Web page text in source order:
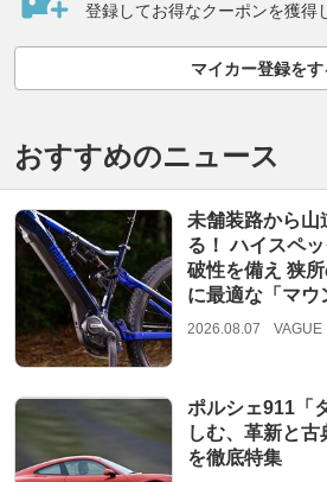
登録してお得なクーポンを獲得
マイカー登録をす
おすすめのニュース
未舗装路から山
る！ ハイスペ
破性を備え 狭
に最適な「マウ
2026.08.07 VAGUE
ポルシェ911「
しむ、革新と
を徹底特集